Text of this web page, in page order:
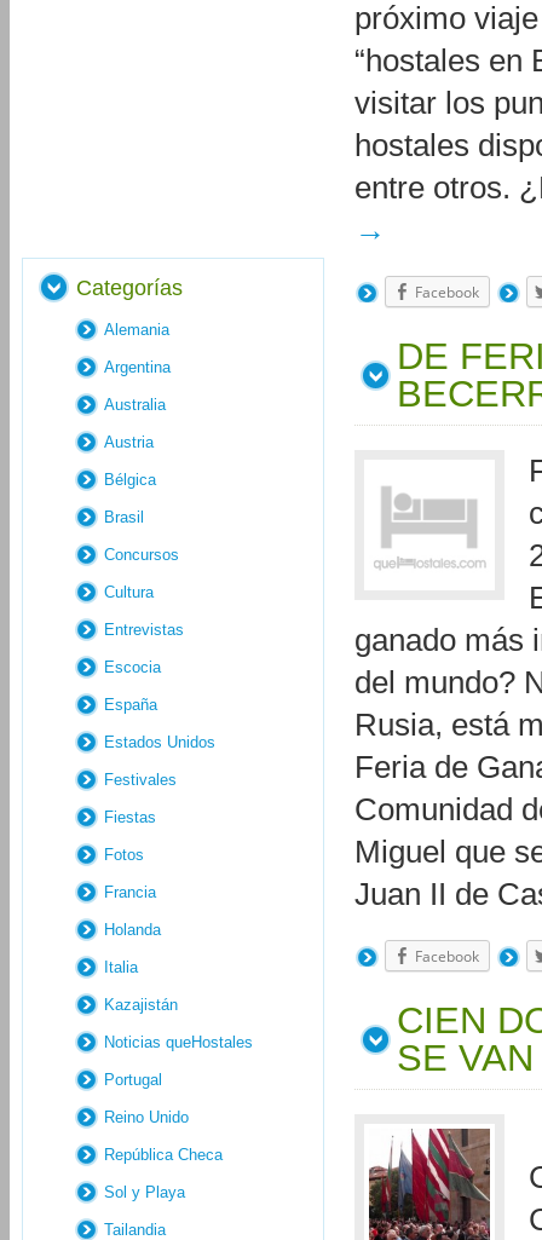
próximo
“hostales en
visitar los
hostales
entre otros.
→
Facebook
DE
ganado más
del mundo?
Rusia, está
Feria de
Comunidad
Miguel que
Juan II de
Facebook
CIEN
SE
Categorías
Alemania
Argentina
Australia
Austria
Bélgica
Brasil
Concursos
Cultura
Entrevistas
Escocia
España
Estados Unidos
Festivales
Fiestas
Fotos
Francia
Holanda
Italia
Kazajistán
Noticias queHostales
Portugal
Reino Unido
República Checa
Sol y Playa
Tailandia